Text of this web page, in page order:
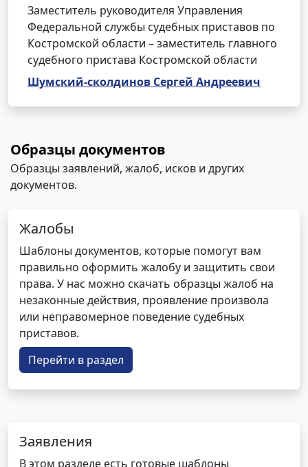
Заместитель руководителя Управления
Федеральной службы судебных приставов по
Костромской области – заместитель главного
судебного пристава Костромской области
Шумский-сколдинов Сергей Андреевич
Образцы документов
Образцы заявлений, жалоб, исков и других
документов.
Жалобы
Шаблоны документов, которые помогут вам
правильно оформить жалобу и защитить свои
права. У нас можно скачать образцы жалоб на
незаконные действия, проявление произвола
или неправомерное поведение судебных
приставов.
Перейти в раздел
Заявления
В этом разделе есть готовые шаблоны